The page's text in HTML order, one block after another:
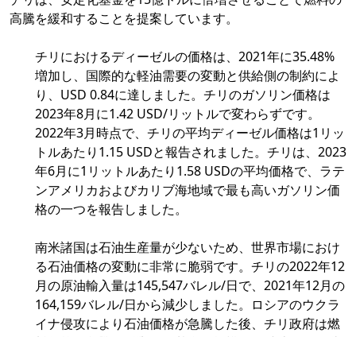
高騰を緩和することを提案しています。
チリにおけるディーゼルの価格は、2021年に35.48%
増加し、国際的な軽油需要の変動と供給側の制約によ
り、USD 0.84に達しました。チリのガソリン価格は
2023年8月に1.42 USD/リットルで変わらずです。
2022年3月時点で、チリの平均ディーゼル価格は1リッ
トルあたり1.15 USDと報告されました。チリは、2023
年6月に1リットルあたり1.58 USDの平均価格で、ラテ
ンアメリカおよびカリブ海地域で最も高いガソリン価
格の一つを報告しました。
南米諸国は石油生産量が少ないため、世界市場におけ
る石油価格の変動に非常に脆弱です。チリの2022年12
月の原油輸入量は145,547バレル/日で、2021年12月の
164,159バレル/日から減少しました。ロシアのウクラ
イナ侵攻により石油価格が急騰した後、チリ政府は燃